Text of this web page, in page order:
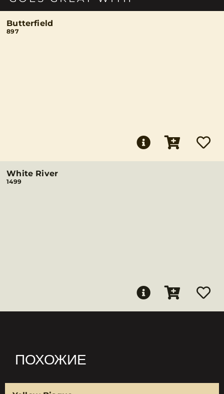
Butterfield
897
White River
1499
ПОХОЖИЕ